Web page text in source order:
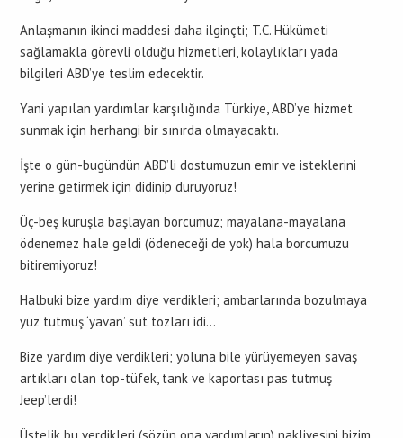
Anlaşmanın ikinci maddesi daha ilginçti; T.C. Hükümeti
sağlamakla görevli olduğu hizmetleri, kolaylıkları yada
bilgileri ABD’ye teslim edecektir.
Yani yapılan yardımlar karşılığında Türkiye, ABD’ye hizmet
sunmak için herhangi bir sınırda olmayacaktı.
İşte o gün-bugündün ABD’li dostumuzun emir ve isteklerini
yerine getirmek için didinip duruyoruz!
Üç-beş kuruşla başlayan borcumuz; mayalana-mayalana
ödenemez hale geldi (ödeneceği de yok) hala borcumuzu
bitiremiyoruz!
Halbuki bize yardım diye verdikleri; ambarlarında bozulmaya
yüz tutmuş ‘yavan’ süt tozları idi…
Bize yardım diye verdikleri; yoluna bile yürüyemeyen savaş
artıkları olan top-tüfek, tank ve kaportası pas tutmuş
Jeep’lerdi!